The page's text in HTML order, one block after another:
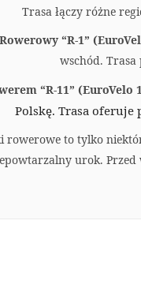
Trasa łączy różne
“R-1”
wschód.
“R-11” (EuroVelo
Polskę. Trasa oferuje
rowerowe to tylko
urok.